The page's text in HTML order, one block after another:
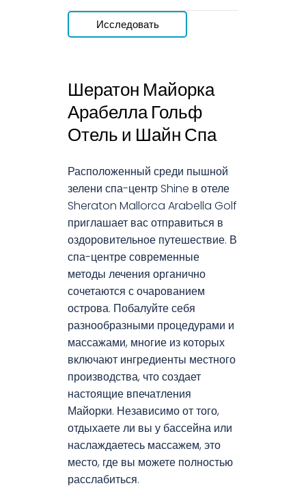
Исследовать
Шератон Майорка
Арабелла Гольф
Отель и Шайн Спа
Расположенный среди пышной
зелени спа-центр Shine в отеле
Sheraton Mallorca Arabella Golf
приглашает вас отправиться в
оздоровительное путешествие. В
спа-центре современные
методы лечения органично
сочетаются с очарованием
острова. Побалуйте себя
разнообразными процедурами и
массажами, многие из которых
включают ингредиенты местного
производства, что создает
настоящие впечатления
Майорки. Независимо от того,
отдыхаете ли вы у бассейна или
наслаждаетесь массажем, это
место, где вы можете полностью
расслабиться.